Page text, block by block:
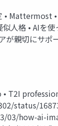
Mattermost
似人格 • AIを
が親切にサポ
T2I
how-ai-